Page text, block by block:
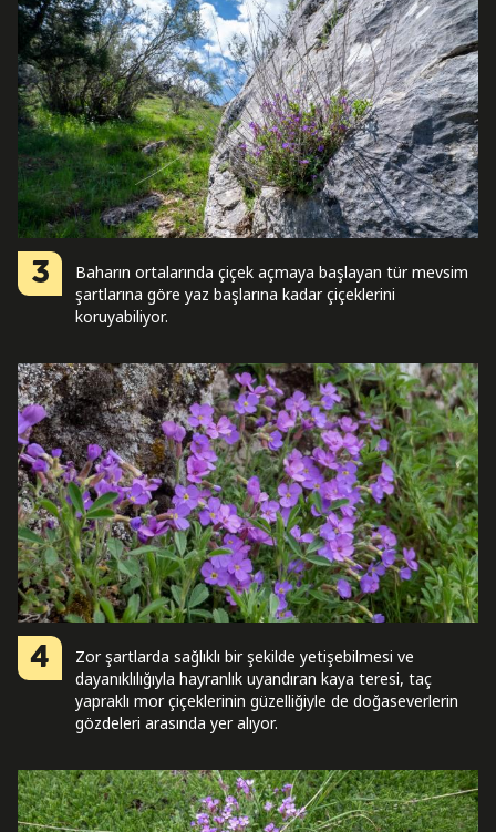
3
Baharın ortalarında çiçek açmaya başlayan tür mevsim
şartlarına göre yaz başlarına kadar çiçeklerini
koruyabiliyor.
4
Zor şartlarda sağlıklı bir şekilde yetişebilmesi ve
dayanıklılığıyla hayranlık uyandıran kaya teresi, taç
yapraklı mor çiçeklerinin güzelliğiyle de doğaseverlerin
gözdeleri arasında yer alıyor.